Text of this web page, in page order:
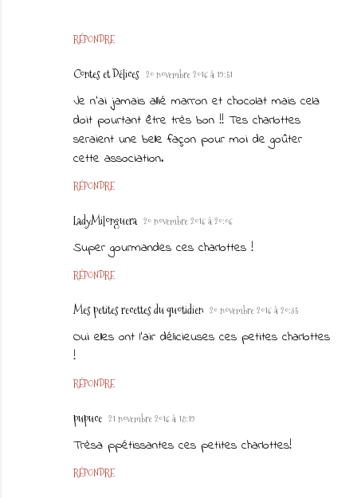
RÉPONDRE
Contes et Délices 20 novembre 2016 à 19:51
Je n'ai jamais allié marron et chocolat mais cela
doit pourtant être très bon !! Tes charlottes
seraient une belle façon pour moi de goûter
cette association.
RÉPONDRE
LadyMilonguera 20 novembre 2016 à 20:06
Super gourmandes ces charlottes !
RÉPONDRE
Mes petites recettes du quotidien 20 novembre 2016 à 20:35
Oui elles ont l'air délicieuses ces petites charlottes
!
RÉPONDRE
pupuce 21 novembre 2016 à 18:19
Trèsa ppétissantes ces petites charlottes!
RÉPONDRE